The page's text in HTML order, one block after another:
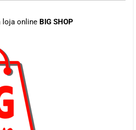
loja online BIG SHOP